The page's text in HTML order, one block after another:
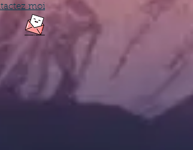
moi